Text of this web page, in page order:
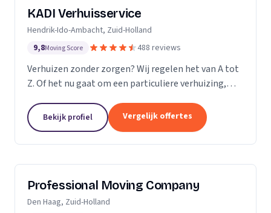
KADI Verhuisservice
Hendrik-Ido-Ambacht, Zuid-Holland
9,8Moving Score 488 reviews
Verhuizen zonder zorgen? Wij regelen het van A tot
Z. Of het nu gaat om een particuliere verhuizing,
snel, zorgvuldig en betrouwbaar. Van inpakken en
monteren tot transport en tijdelijke opslag — u
kunt op ons rekenen. Met onze professionele
Bekijk profiel Vergelijk offertes
Professional Moving Company
Den Haag, Zuid-Holland